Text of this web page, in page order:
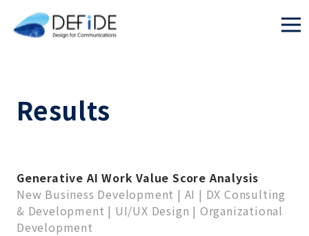
Results
Generative AI Work Value Score Analysis
New Business Development | AI | DX Consulting
& Development | UI/UX Design | Organizational
Development